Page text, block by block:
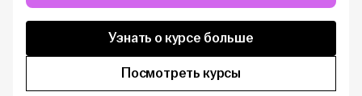
Узнать о курсе больше
Посмотреть курсы